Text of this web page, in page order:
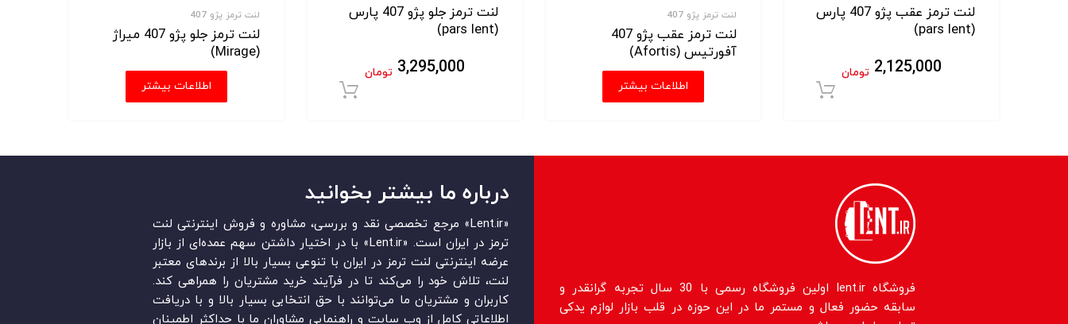
لنت ترمز عقب پژو 407 پارس
(pars lent)
2,125,000 تومان
لنت ترمز پژو 407
لنت ترمز عقب پژو 407
آفورتیس (Afortis)
اطلاعات بیشتر
لنت ترمز جلو پژو 407 پارس
(pars lent)
3,295,000 تومان
لنت ترمز پژو 407
لنت ترمز جلو پژو 407 میراژ
(Mirage)
اطلاعات بیشتر
فروشگاه lent.ir اولین فروشگاه رسمی با 30 سال تجربه گرانقدر و
سابقه حضور فعال و مستمر ما در این حوزه در قلب بازار لوازم یدکی
درباره ما بیشتر بخوانید
«Lent.ir» مرجع تخصصی نقد و بررسی، مشاوره و فروش اینترنتی لنت
ترمز در ایران است. «Lent.ir» با در اختیار داشتن سهم عمده‏‌ای از بازار
عرضه اینترنتی لنت ترمز در ایران با تنوعی بسیار بالا از برندهای معتبر
لنت، تلاش خود را می‌‏‏کند تا در فرآیند خرید مشتریان را همراهی کند.
کاربران و مشتریان ما می‏‏‌توانند با حق انتخابی بسیار بالا و با دریافت
اطلاعاتی کامل از وب سایت و راهنمایی مشاوران ما با حداکثر اطمینان